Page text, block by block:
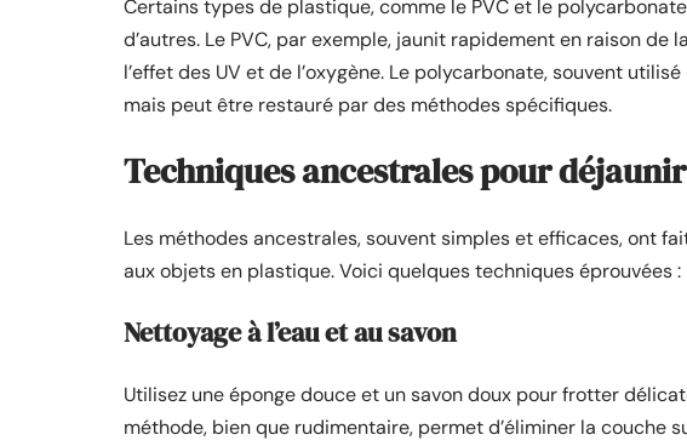
Certains types de plastique, comme le PVC et le
d’autres. Le PVC, par exemple, jaunit rapidement en raison
l’effet des UV et de l’oxygène. Le polycarbonate, souvent
mais peut être restauré par des méthodes spécifiques.
Techniques ancestrales pour
Les méthodes ancestrales, souvent simples et efficaces, ont
aux objets en plastique. Voici quelques techniques éprouvées :
Nettoyage à l’eau et au savon
Utilisez une éponge douce et un savon doux pour frotter
méthode, bien que rudimentaire, permet d’éliminer la couche